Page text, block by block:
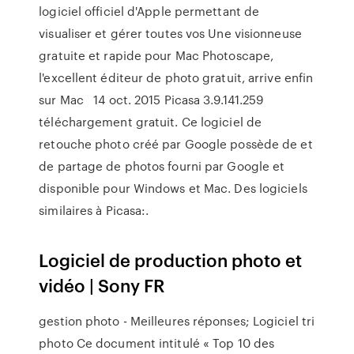
logiciel officiel d'Apple permettant de
visualiser et gérer toutes vos Une visionneuse
gratuite et rapide pour Mac Photoscape,
l'excellent éditeur de photo gratuit, arrive enfin
sur Mac 14 oct. 2015 Picasa 3.9.141.259
téléchargement gratuit. Ce logiciel de
retouche photo créé par Google possède de et
de partage de photos fourni par Google et
disponible pour Windows et Mac. Des logiciels
similaires à Picasa:.
Logiciel de production photo et
vidéo | Sony FR
gestion photo - Meilleures réponses; Logiciel tri
photo Ce document intitulé « Top 10 des